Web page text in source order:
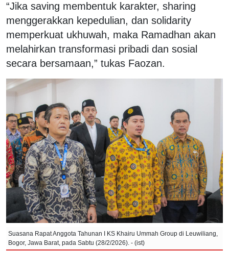
“Jika saving membentuk karakter, sharing
menggerakkan kepedulian, dan solidarity
memperkuat ukhuwah, maka Ramadhan akan
melahirkan transformasi pribadi dan sosial
secara bersamaan,” tukas Faozan.
Suasana Rapat Anggota Tahunan I KS Khairu Ummah Group di Leuwiliang,
Bogor, Jawa Barat, pada Sabtu (28/2/2026). - (ist)